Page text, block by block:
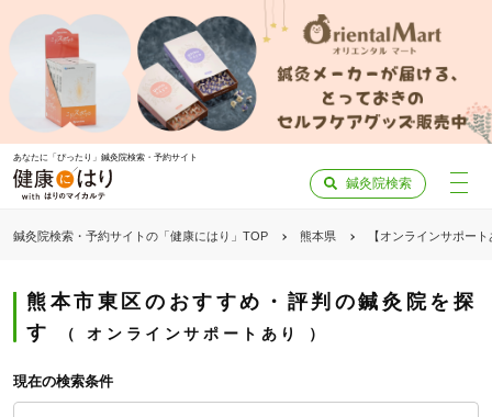
あなたに「ぴったり」鍼灸院検索・予約サイト
鍼灸院検索
鍼灸院検索・予約サイトの「健康にはり」TOP 熊本県 【オンラインサポー
熊本市東区のおすすめ・評判の鍼灸院を探
す
オンラインサポートあり
現在の検索条件